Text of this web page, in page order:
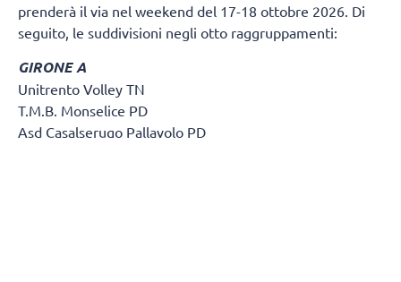
prenderà il via nel weekend del 17-18 ottobre 2026. Di
seguito, le suddivisioni negli otto raggruppamenti:
GIRONE A
Unitrento Volley TN
T.M.B. Monselice PD
Asd Casalserugo Pallavolo PD